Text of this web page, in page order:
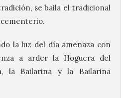
se baila el tradicional
cementerio.
la luz del día amenaza con
a arder la Hoguera del
la Bailarina y la Bailarina
de la
de León,
Álvarez Courel, y
participado en el
con motivo
por la
Gijón, FIDMA es